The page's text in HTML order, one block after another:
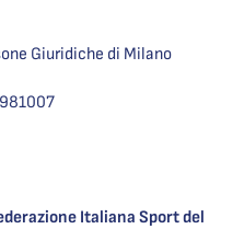
Giuridiche di Milano
Italiana Sport del